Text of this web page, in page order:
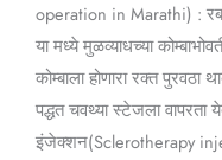
operation in Marathi) :
या मध्ये मुळव्याधच्या
कोम्बाला होणारा रक्त पुरवठा
पद्धत चवथ्या स्टेजला वापरता
इंजेक्शन(Sclerotherapy